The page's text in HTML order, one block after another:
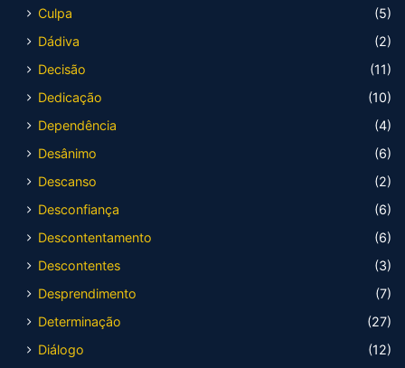
Culpa
(5)
Dádiva
(2)
Decisão
(11)
Dedicação
(10)
Dependência
(4)
Desânimo
(6)
Descanso
(2)
Desconfiança
(6)
Descontentamento
(6)
Descontentes
(3)
Desprendimento
(7)
Determinação
(27)
Diálogo
(12)